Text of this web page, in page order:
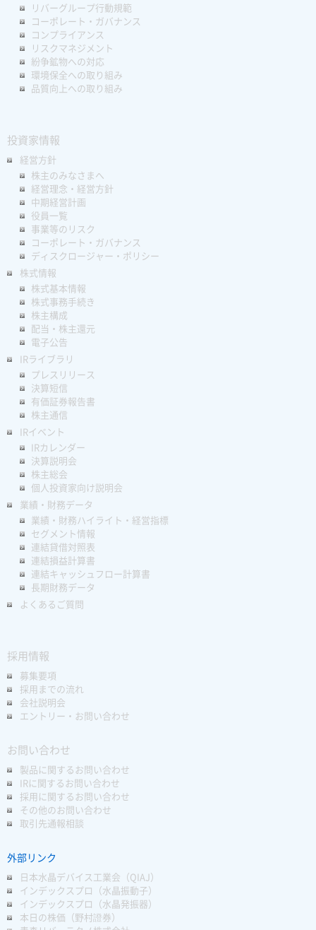
リバーグループ行動規範
コーポレート・ガバナンス
コンプライアンス
リスクマネジメント
紛争鉱物への対応
環境保全への取り組み
品質向上への取り組み
投資家情報
経営方針
株主のみなさまへ
経営理念・経営方針
中期経営計画
役員一覧
事業等のリスク
コーポレート・ガバナンス
ディスクロージャー・ポリシー
株式情報
株式基本情報
株式事務手続き
株主構成
配当・株主還元
電子公告
IRライブラリ
プレスリリース
決算短信
有価証券報告書
株主通信
IRイベント
IRカレンダー
決算説明会
株主総会
個人投資家向け説明会
業績・財務データ
業績・財務ハイライト・経営指標
セグメント情報
連結貸借対照表
連結損益計算書
連結キャッシュフロー計算書
長期財務データ
よくあるご質問
採用情報
募集要項
採用までの流れ
会社説明会
エントリー・お問い合わせ
お問い合わせ
製品に関するお問い合わせ
IRに関するお問い合わせ
採用に関するお問い合わせ
その他のお問い合わせ
取引先通報相談
外部リンク
日本水晶デバイス工業会（QIAJ）
インデックスプロ（水晶振動子）
インデックスプロ（水晶発振器）
本日の株価（野村證券）